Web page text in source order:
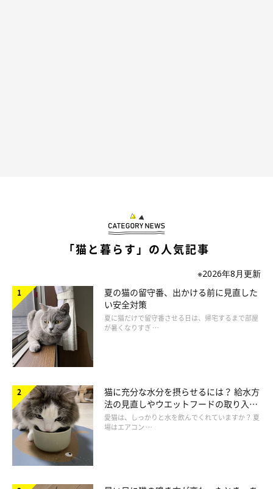
まいにちのいぬ・ねこのきもちアプリ
－－まずはこちら、『おやつ』をどうぞ。味や形も豊富にあり、
毛玉予防などの機能性を備えたものもございます。猫のお客様の
お好みを追及してお作りしているため、ついクセになってしまい
がちなのでご注意を。
「こ、こんな少量しか出してくれないのかい？」
－－申し訳ございません、『いつものフードのカロリーに対して
5％以下が目安』とされておりますので。あぁ、最近ではこうい
った液状タイプのものも人気ですね。
「うぅ～ん、こいつはついペロペロしてしまう美味しさだ！」
「猫と暮らす」の人気記事
※2026年8月更新
夏の猫の留守番、出かける前に見直した
い安全対策
夏に猫だけで留守番させる日は、帰宅するまで部屋
が暑くなりすぎ …
猫に充分な水分を摂らせるには？ 給水方
法の見直しやウエットフードの取り入れ
方を解説
愛猫は、しっかりと水を飲んでくれていますか？ 夏
場はエアコン …